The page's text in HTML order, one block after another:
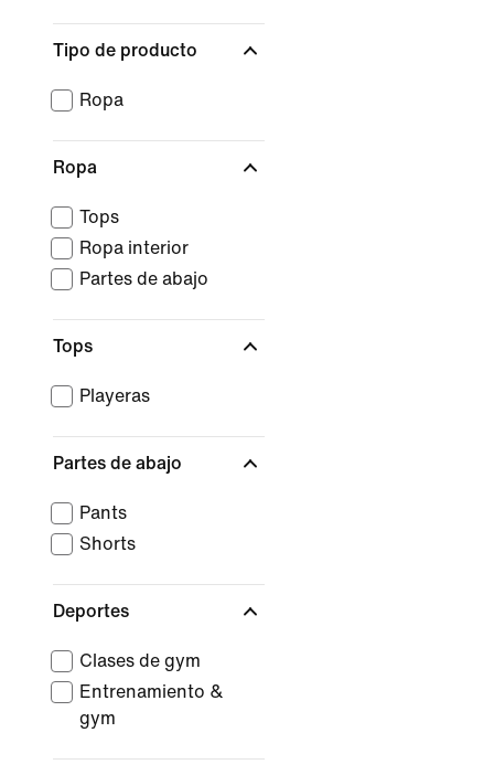
Tipo de producto
Ropa
Ropa
Tops
Ropa interior
Partes de abajo
Tops
Playeras
Partes de abajo
Pants
Shorts
Deportes
Clases de gym
Entrenamiento &
gym